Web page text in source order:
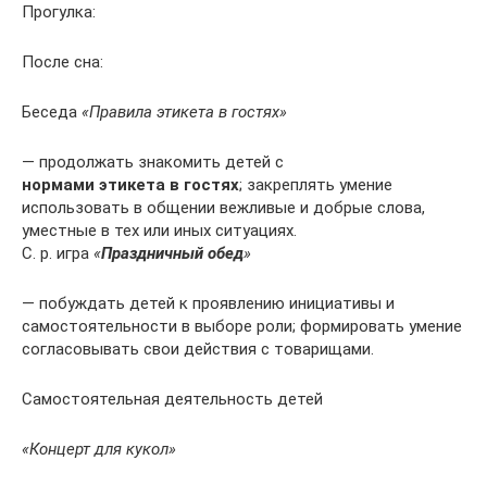
Прогулка:
После сна:
Беседа «Правила этикета в гостях»
— продолжать знакомить детей с
нормами этикета в гостях; закреплять умение
использовать в общении вежливые и добрые слова,
уместные в тех или иных ситуациях.
С. р. игра «Праздничный обед»
— побуждать детей к проявлению инициативы и
самостоятельности в выборе роли; формировать умение
согласовывать свои действия с товарищами.
Самостоятельная деятельность детей
«Концерт для кукол»